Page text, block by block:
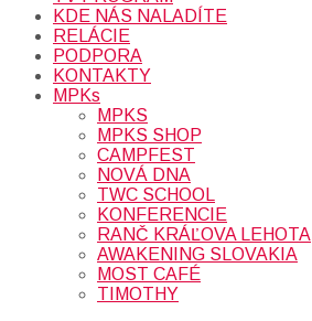
KDE NÁS NALADÍTE
RELÁCIE
PODPORA
KONTAKTY
MPKs
MPKS
MPKS SHOP
CAMPFEST
NOVÁ DNA
TWC SCHOOL
KONFERENCIE
RANČ KRÁĽOVA LEHOTA
AWAKENING SLOVAKIA
MOST CAFÉ
TIMOTHY